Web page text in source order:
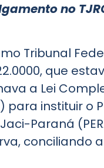
no
Tribunal
que
a Lei
instituir o
Paraná
conciliando